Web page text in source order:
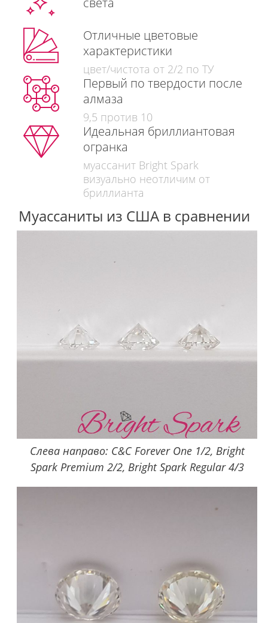
Отличные цветовые
характеристики
цвет/чистота от 2/2 по ТУ
Первый по твердости после
алмаза
9,5 против 10
Идеальная бриллиантовая
огранка
муассанит Bright Spark
визуально неотличим от
бриллианта
Муассаниты из США в сравнении
Слева направо: C&C Forever One 1/2, Bright
Spark Premium 2/2, Bright Spark Regular 4/3